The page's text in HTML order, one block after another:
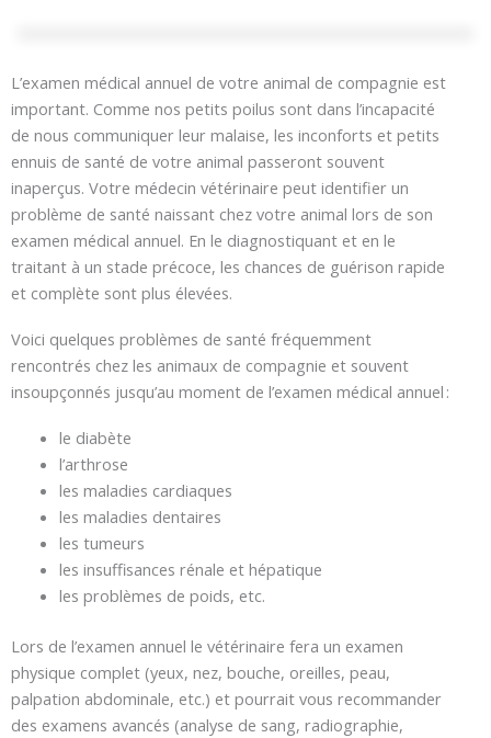
L’examen médical annuel de votre animal de compagnie est
important. Comme nos petits poilus sont dans l’incapacité
de nous communiquer leur malaise, les inconforts et petits
ennuis de santé de votre animal passeront souvent
inaperçus. Votre médecin vétérinaire peut identifier un
problème de santé naissant chez votre animal lors de son
examen médical annuel. En le diagnostiquant et en le
traitant à un stade précoce, les chances de guérison rapide
et complète sont plus élevées.
Voici quelques problèmes de santé fréquemment
rencontrés chez les animaux de compagnie et souvent
insoupçonnés jusqu’au moment de l’examen médical annuel :
le diabète
l’arthrose
les maladies cardiaques
les maladies dentaires
les tumeurs
les insuffisances rénale et hépatique
les problèmes de poids, etc.
Lors de l’examen annuel le vétérinaire fera un examen
physique complet (yeux, nez, bouche, oreilles, peau,
palpation abdominale, etc.) et pourrait vous recommander
des examens avancés (analyse de sang, radiographie,